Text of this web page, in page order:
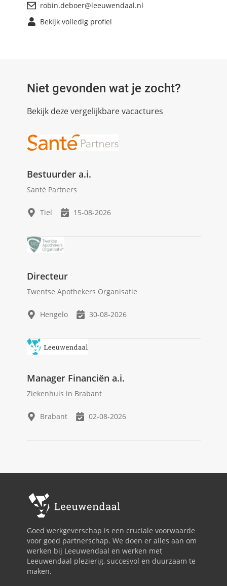
robin.deboer@leeuwendaal.nl
Bekijk volledig profiel
Niet gevonden wat je zocht?
Bekijk deze vergelijkbare vacactures
Bestuurder a.i.
Santé Partners
Tiel 15-08-2026
Directeur
Twentse Apothekers Organisatie
Hengelo 30-08-2026
Manager Financiën a.i.
Ziekenhuis in Brabant
Brabant 02-08-2026
Goed werkgeverschap is een cruciale voorwaarde
voor goed partnerschap. We doen er alles aan om
werken bij Leeuwendaal en werken met
Leeuwendaal plezierig, succesvol en duurzaam te
maken.